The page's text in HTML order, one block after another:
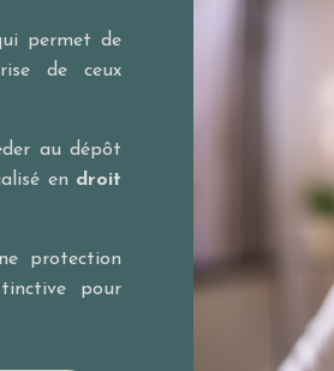
permet de
de ceux
au dépôt
en droit
protection
pour